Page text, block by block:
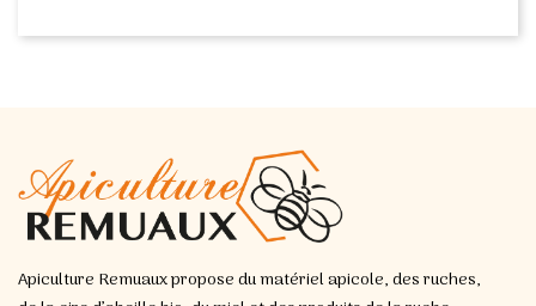
Apiculture Remuaux propose du matériel apicole, des ruches,